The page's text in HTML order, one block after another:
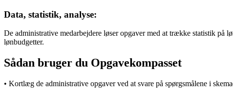
Data, statistik, analyse:
De administrative medarbejdere løser opgaver med at trække statistik på
lønbudgetter.
Sådan bruger du Opgavekompasset
• Kortlæg de administrative opgaver ved at svare på spørgsmålene i